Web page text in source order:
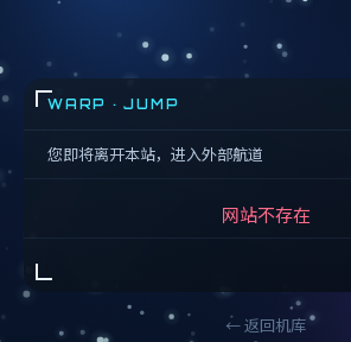
WARP · JUMP
您即将离开本站，进入外部航道
网站不存在
← 返回机库